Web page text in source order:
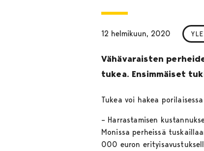
12 helmikuun, 2020
Vähävaraisten
tukea. Ensimmäiset
Tukea voi hakea
– Harrastamisen
Monissa perheissä
000 euron